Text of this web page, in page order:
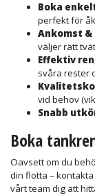
Boka
perfekt för
Ankomst
väljer rätt
Effektiv
svåra rester
vid behov
Snabb
Boka
Oavsett om du
din flotta –
vårt team dig att